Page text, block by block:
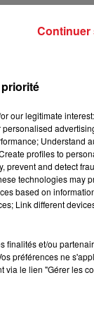
premier
diverses.
dans un
et sera à
dans les 5. Il
de
dans un
our legitimate
Understand
profiles to
prevent and detect
technologies may
based on
Link different
finalités et/ou
préférences ne
via le lien "Gérer les
Continuer